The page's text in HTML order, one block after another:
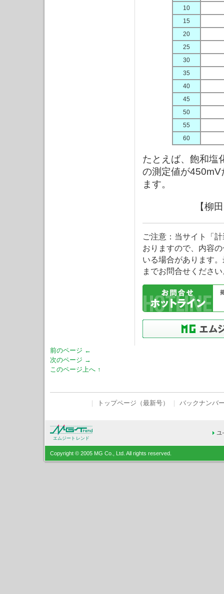
10
15
20
25
30
35
40
45
50
55
60
たとえば、飽和塩
の測定値が450mV
ます。
【柳
ご注意：当サイト「
おりますので、内容
いる場合があります
までお問合せくださ
前のページ ←
次のページ →
このページ上へ ↑
トップページ（最新号） バックナンバ
エムジートレンド
Copyright © 2005 MG Co., Ltd. All rights reserved.